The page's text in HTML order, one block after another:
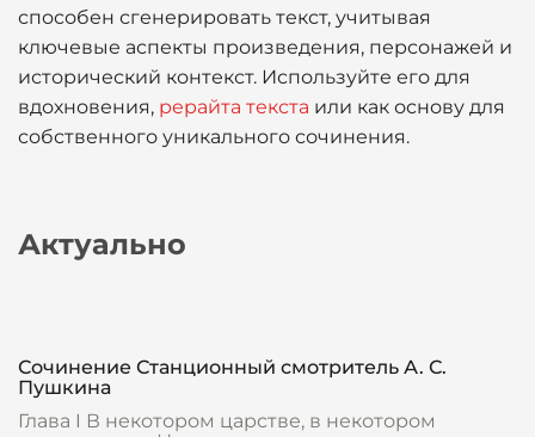
способен сгенерировать текст, учитывая
ключевые аспекты произведения, персонажей и
исторический контекст. Используйте его для
вдохновения, рерайта текста или как основу для
собственного уникального сочинения.
Актуально
Сочинение Станционный смотритель А. С.
Пушкина
Глава I В некотором царстве, в некотором